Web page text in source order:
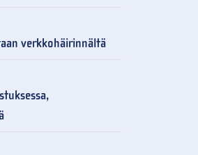
verkkohäirinnältä